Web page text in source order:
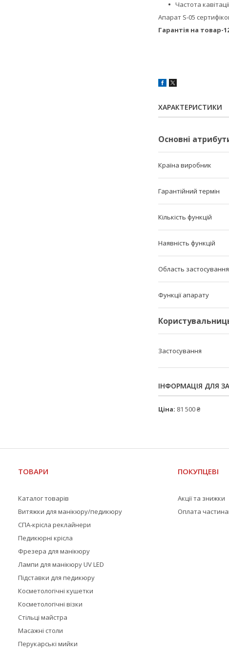
Частота
Апарат S-05
Гарантія на товар-
ХАРАКТЕРИСТИКИ
Основні
Країна виробник
Гарантійний термін
Кількість функцій
Наявність функцій
Область застосування
Функції апарату
Застосування
ІНФОРМАЦІЯ ДЛЯ
Ціна: 81 500 ₴
ТОВАРИ
Каталог товарів
Витяжки для манікюру/педикюру
СПА-крісла реклайнери
Педикюрні крісла
Фрезера для манікюру
Лампи для манікюру UV LED
Підставки для педикюру
Косметологічні кушетки
Косметологічні візки
Стільці майстра
Масажні столи
Перукарські мийки
ПОКУПЦЕВІ
Акції та знижки
Оплата